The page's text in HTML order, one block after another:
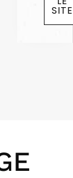
SITE